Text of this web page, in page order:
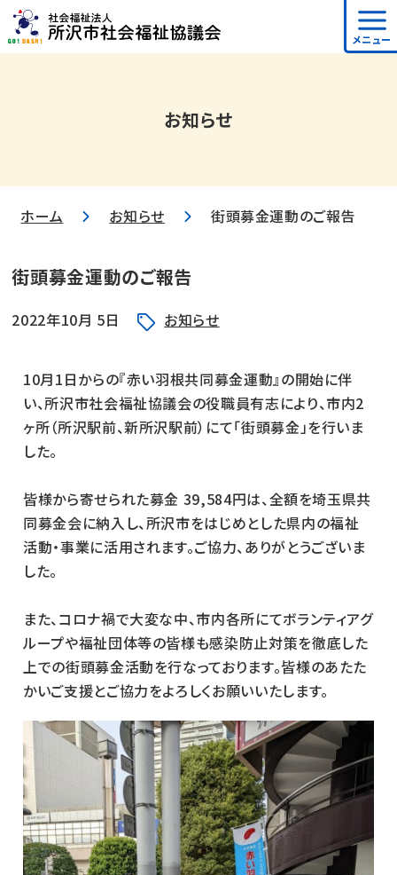
メニュー
お知らせ
ホーム お知らせ 街頭募金運動のご報告
街頭募金運動のご報告
2022年10月 5日 お知らせ
10月1日からの『赤い羽根共同募金運動』の開始に伴
い、所沢市社会福祉協議会の役職員有志により、市内2
ヶ所（所沢駅前、新所沢駅前）にて「街頭募金」を行いま
した。
皆様から寄せられた募金 39,584円は、全額を埼玉県共
同募金会に納入し、所沢市をはじめとした県内の福祉
活動・事業に活用されます。ご協力、ありがとうございま
した。
また、コロナ禍で大変な中、市内各所にてボランティアグ
ループや福祉団体等の皆様も感染防止対策を徹底した
上での街頭募金活動を行なっております。皆様のあたた
かいご支援とご協力をよろしくお願いいたします。